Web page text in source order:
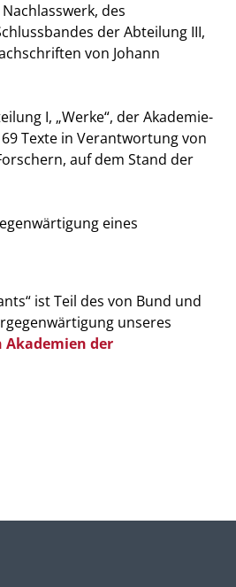
des
der Abteilung III,
von Johann
I, „Werke“, der Akademie-
Texte in Verantwortung von
auf dem Stand der
eines
ist Teil des von Bund und
unseres
Akademien der